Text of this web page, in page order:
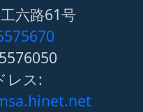
六路61号
レス: